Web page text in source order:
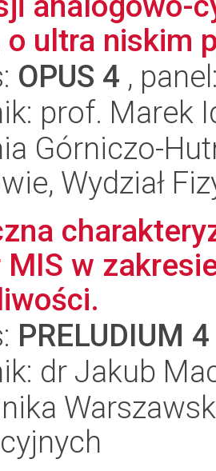
o ultra niskim
OPUS 4 ,
prof. Marek
Górniczo-
Wydział
w
PRELUDIUM 4
dr Jakub